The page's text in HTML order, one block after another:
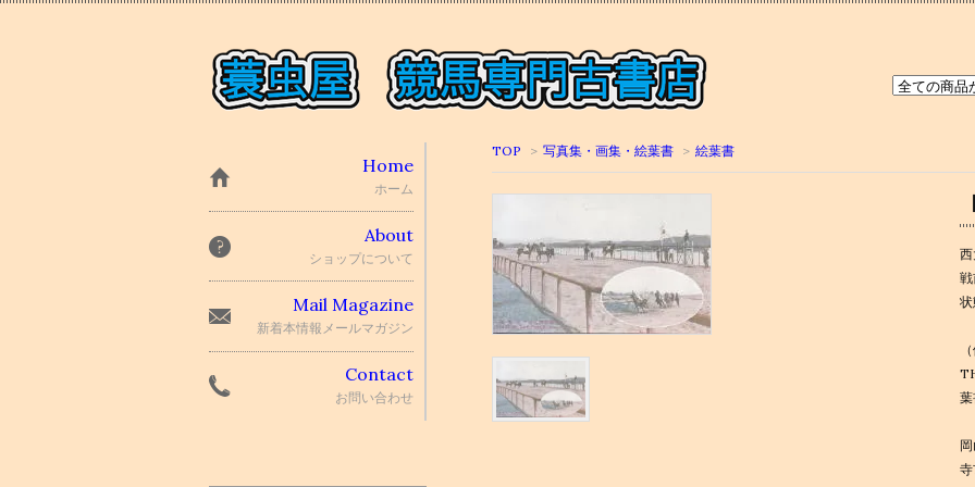
TOP > 写真集・画集・絵葉書 > 絵葉書
Home
ホーム
About
ショップについて
Mail Magazine
新着本情報メールマガジン
Contact
お問い合わせ